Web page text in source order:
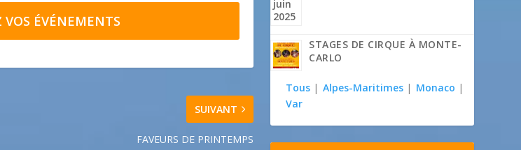
VOS ÉVÉNEMENTS
SUIVANT
FAVEURS DE PRINTEMPS
STAGES DE CIRQUE À MONTE-
CARLO
Tous | Alpes-Maritimes | Monaco |
Var